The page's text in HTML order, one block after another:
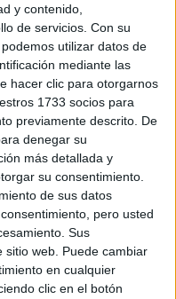
y contenido,
de servicios. Con su
utilizar datos de
mediante las
hacer clic para otorgarnos
1733 socios para
previamente descrito. De
denegar su
más detallada y
su consentimiento.
de sus datos
pero usted
Sus
sitio web. Puede cambiar
en cualquier
clic en el botón